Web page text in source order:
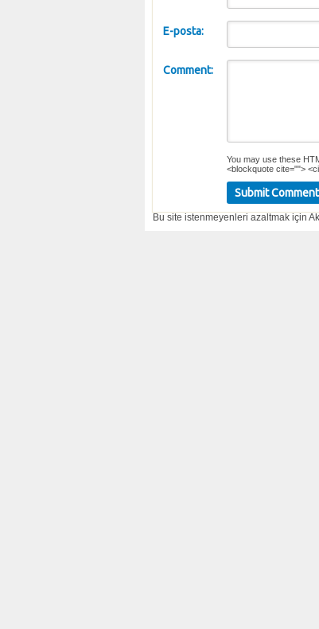
E-posta:
Comment:
You may use these
<blockquote cite="">
Bu site istenmeyenleri azaltmak için